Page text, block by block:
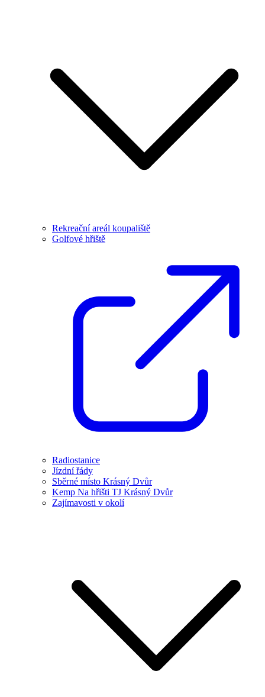
Rekreační areál koupaliště
Golfové hřiště
Radiostanice
Jízdní řády
Sběrné místo Krásný Dvůr
Kemp Na hřišti TJ Krásný Dvůr
Zajímavosti v okolí